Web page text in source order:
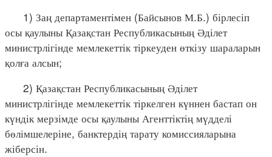
1) Заң департаментімен (Байсынов М.Б.) бірлесіп
осы қаулыны Қазақстан Республикасының Әділет
министрлігінде мемлекеттік тіркеуден өткізу шараларын
қолға алсын;
2) Қазақстан Республикасының Әділет
министрлігінде мемлекеттік тіркелген күннен бастап он
күндік мерзімде осы қаулыны Агенттіктің мүдделі
бөлімшелеріне, банктердің тарату комиссияларына
жіберсін.